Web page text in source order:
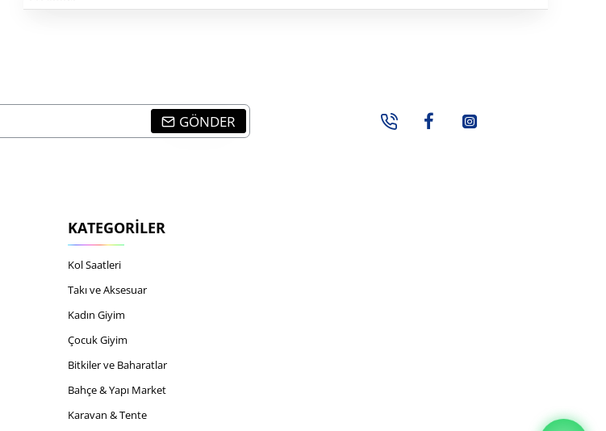
GÖNDER
KATEGORILER
Kol Saatleri
Takı ve Aksesuar
Kadın Giyim
Çocuk Giyim
Bitkiler ve Baharatlar
Bahçe & Yapı Market
Karavan & Tente